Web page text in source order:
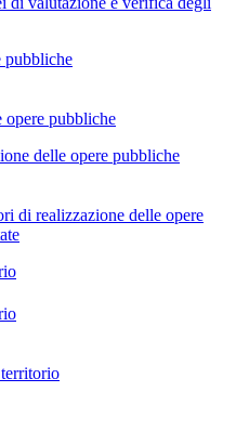
pubbliche
pubbliche
delle opere pubbliche
di realizzazione delle opere